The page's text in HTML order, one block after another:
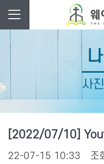
사
[2022/07/10]
22-07-15 10:33 조